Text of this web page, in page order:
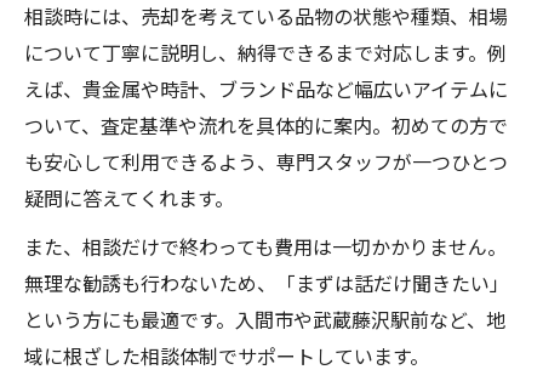
相談時には、売却を考えている品物の状態や種類、相場
について丁寧に説明し、納得できるまで対応します。例
えば、貴金属や時計、ブランド品など幅広いアイテムに
ついて、査定基準や流れを具体的に案内。初めての方で
も安心して利用できるよう、専門スタッフが一つひとつ
疑問に答えてくれます。
また、相談だけで終わっても費用は一切かかりません。
無理な勧誘も行わないため、「まずは話だけ聞きたい」
という方にも最適です。入間市や武蔵藤沢駅前など、地
域に根ざした相談体制でサポートしています。